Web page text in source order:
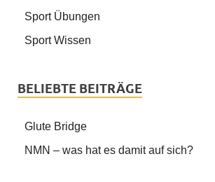
Sport Übungen
Sport Wissen
BELIEBTE BEITRÄGE
Glute Bridge
NMN – was hat es damit auf sich?